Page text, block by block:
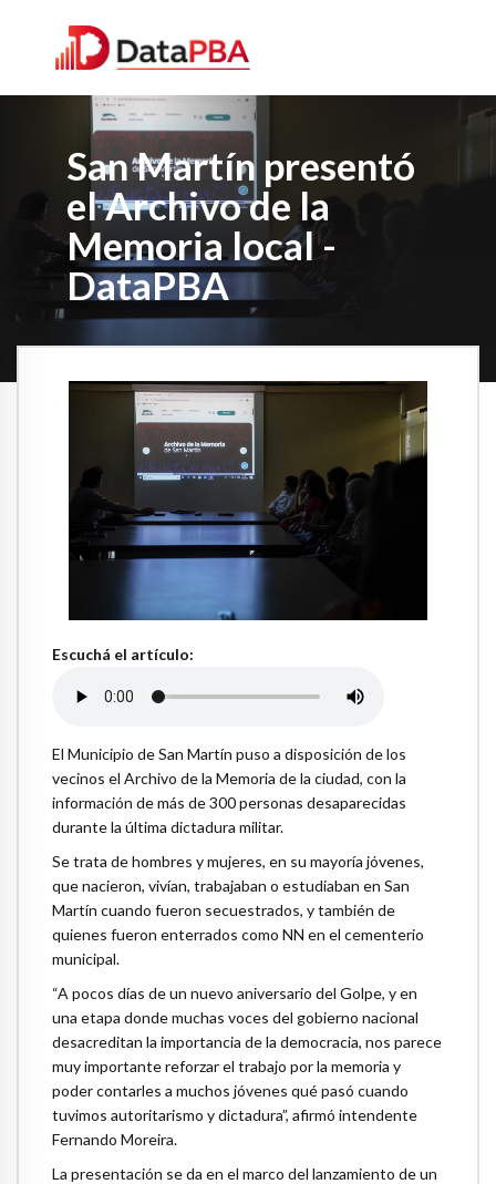
San Martín presentó
el Archivo de la
Memoria local -
DataPBA
Escuchá el artículo:
El Municipio de San Martín puso a disposición de los
vecinos el Archivo de la Memoria de la ciudad, con la
información de más de 300 personas desaparecidas
durante la última dictadura militar.
Se trata de hombres y mujeres, en su mayoría jóvenes,
que nacieron, vivían, trabajaban o estudiaban en San
Martín cuando fueron secuestrados, y también de
quienes fueron enterrados como NN en el cementerio
municipal.
“A pocos días de un nuevo aniversario del Golpe, y en
una etapa donde muchas voces del gobierno nacional
desacreditan la importancia de la democracia, nos parece
muy importante reforzar el trabajo por la memoria y
poder contarles a muchos jóvenes qué pasó cuando
tuvimos autoritarismo y dictadura”, afirmó intendente
Fernando Moreira.
La presentación se da en el marco del lanzamiento de un